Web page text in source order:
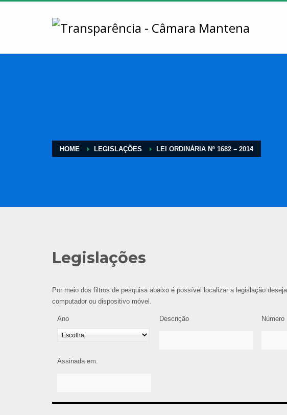
HOME LEGISLAÇÕES LEI ORDINÁRIA Nº 1682 – 2014
Legislações
Por meio dos filtros de pesquisa abaixo é possível localizar a legislação
computador ou dispositivo móvel.
Ano Descrição Número
Assinada em: